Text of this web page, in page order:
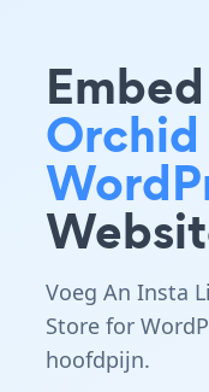
Voeg An Insta
Store for
hoofdpijn.